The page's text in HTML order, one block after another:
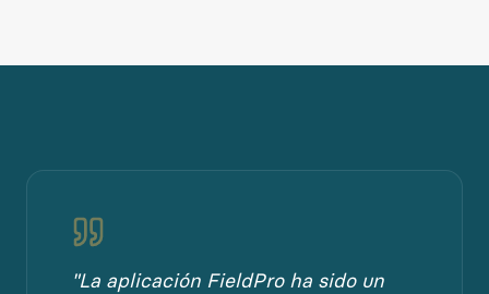
"La aplicación FieldPro ha sido un